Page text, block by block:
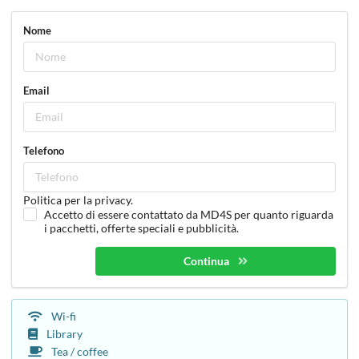
Nome
Email
Telefono
Politica per la privacy.
Accetto di essere contattato da MD4S per quanto riguarda
i pacchetti, offerte speciali e pubblicità.
Continua
Wi-fi
Library
Tea / coffee